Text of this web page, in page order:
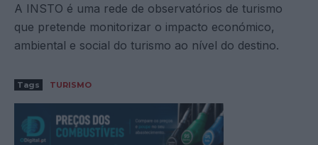
A INSTO é uma rede de observatórios de turismo
que pretende monitorizar o impacto económico,
ambiental e social do turismo ao nível do destino.
Tags TURISMO